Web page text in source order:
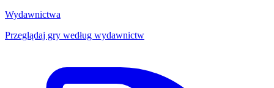
Wydawnictwa
Przeglądaj gry według wydawnictw